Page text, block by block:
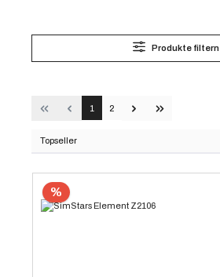
Produkte filtern
1 2
%